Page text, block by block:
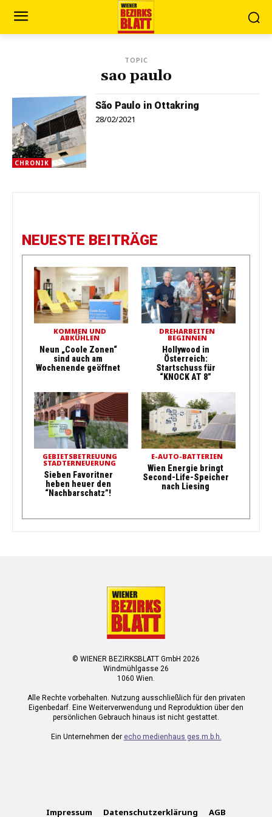
TOPIC
sao paulo
CHRONIK
São Paulo in Ottakring
28/02/2021
NEUESTE BEITRÄGE
KOMMEN UND
ABKÜHLEN
Neun „Coole Zonen“
sind auch am
Wochenende geöffnet
DREHARBEITEN
BEGINNEN
Hollywood in
Österreich:
Startschuss für
“KNOCK AT 8”
GEBIETSBETREUUNG
STADTERNEUERUNG
Sieben Favoritner
heben heuer den
“Nachbarschatz”!
E-AUTO-BATTERIEN
Wien Energie bringt
Second-Life-Speicher
nach Liesing
© WIENER BEZIRKSBLATT GmbH 2026
Windmühlgasse 26
1060 Wien.
Alle Rechte vorbehalten. Nutzung ausschließlich für den privaten
Eigenbedarf. Eine Weiterverwendung und Reproduktion über den
persönlichen Gebrauch hinaus ist nicht gestattet.
Ein Unternehmen der echo medienhaus ges.m.b.h.
Impressum Datenschutzerklärung AGB